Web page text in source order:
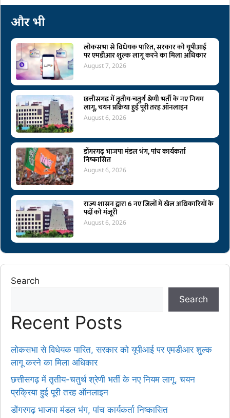
और भी
लोकसभा से विधेयक पारित, सरकार को यूपीआई
पर एमडीआर शुल्क लागू करने का मिला अधिकार
August 7, 2026
छत्तीसगढ़ में तृतीय-चतुर्थ श्रेणी भर्ती के नए नियम
लागू, चयन प्रक्रिया हुई पूरी तरह ऑनलाइन
August 6, 2026
डोंगरगढ़ भाजपा मंडल भंग, पांच कार्यकर्ता
निष्कासित
August 6, 2026
राज्य शासन द्वारा 6 नए जिलों में खेल अधिकारियों के
पदों को मंजूरी
August 6, 2026
Search
Search
Recent Posts
लोकसभा से विधेयक पारित, सरकार को यूपीआई पर एमडीआर शुल्क
लागू करने का मिला अधिकार
छत्तीसगढ़ में तृतीय-चतुर्थ श्रेणी भर्ती के नए नियम लागू, चयन
प्रक्रिया हुई पूरी तरह ऑनलाइन
डोंगरगढ़ भाजपा मंडल भंग, पांच कार्यकर्ता निष्कासित